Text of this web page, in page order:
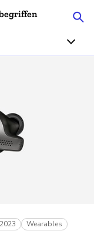
Wearables